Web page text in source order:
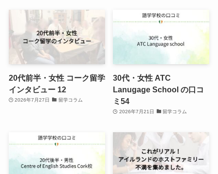
20代前半・女性 コーク留学
インタビュー 12
2026年7月27日 留学コラム
30代・女性 ATC
Lanugage School の口コ
ミ54
2026年7月21日 留学コラム